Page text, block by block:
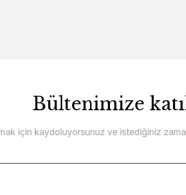
Bültenimize
için kaydoluyorsunuz ve istediğiniz